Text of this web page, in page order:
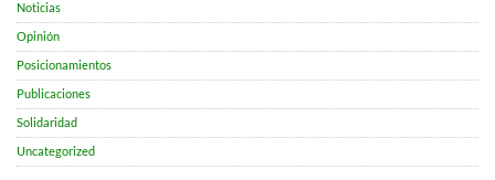
Noticias
Opinión
Posicionamientos
Publicaciones
Solidaridad
Uncategorized